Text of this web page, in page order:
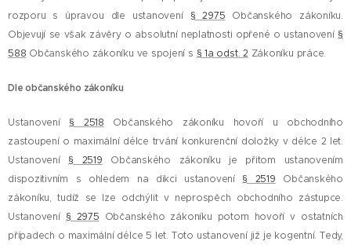
rozporu s úpravou dle ustanovení § 2975 Občanského zákoníku.
Objevují se však závěry o absolutní neplatnosti opřené o ustanovení§
588 Občanského zákoníku ve spojení s § 1a odst. 2 Zákoníku práce.
Dle občanského zákoníku
Ustanovení§ 2518 Občanského zákoníku hovoří u obchodního
zastoupení o maximální délce trvání konkurenční doložky v délce 2 let.
Ustanovení§ 2519 Občanského zákoníku je přitom ustanovením
dispozitivním s ohledem na dikci ustanovení§ 2519 Občanského
zákoníku, tudíž se lze odchýlit v neprospěch obchodního zástupce.
Ustanovení § 2975 Občanského zákoníku potom hovoří v ostatních
případech o maximální délce 5 let. Toto ustanovení již je kogentní. Tedy,